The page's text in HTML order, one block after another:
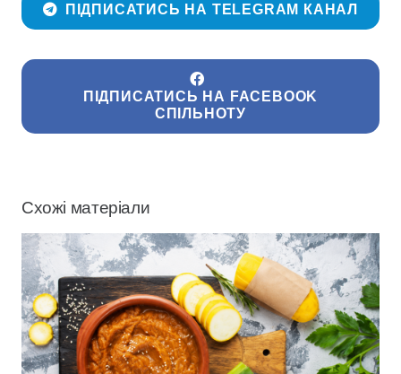
ПІДПИСАТИСЬ НА TELEGRAM КАНАЛ
ПІДПИСАТИСЬ НА FACEBOOK
СПІЛЬНОТУ
Схожі матеріали